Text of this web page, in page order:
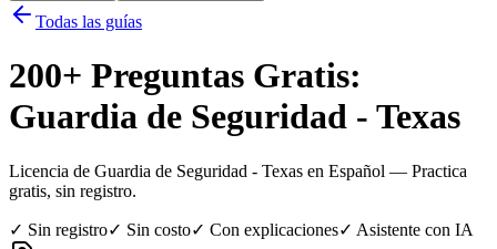
Todas las guías
200+ Preguntas Gratis:
Guardia de Seguridad - Texas
Licencia de Guardia de Seguridad - Texas en Español — Practica
gratis, sin registro.
✓ Sin registro✓ Sin costo✓ Con explicaciones✓ Asistente con IA